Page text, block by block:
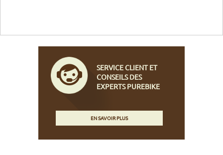
SERVICE CLIENT ET
CONSEILS DES
EXPERTS PUREBIKE
EN SAVOIR PLUS